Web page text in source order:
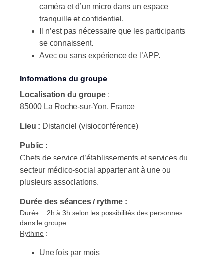
caméra et d’un micro dans un espace
tranquille et confidentiel.
Il n’est pas nécessaire que les participants
se connaissent.
Avec ou sans expérience de l’APP.
Informations du groupe
Localisation du groupe :
85000 La Roche-sur-Yon, France
Lieu : Distanciel (visioconférence)
Public :
Chefs de service d’établissements et services du
secteur médico-social appartenant à une ou
plusieurs associations.
Durée des séances / rythme :
Durée : 2h à 3h selon les possibilités des personnes
dans le groupe
Rythme :
Une fois par mois